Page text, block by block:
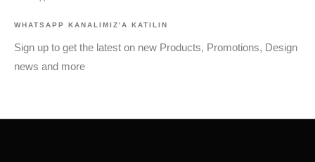
WHATSAPP KANALIMIZ'A KATILIN
Sign up to get the latest on new Products, Promotions, Design
news and more